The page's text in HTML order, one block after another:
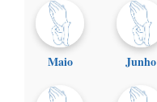
Maio Junho